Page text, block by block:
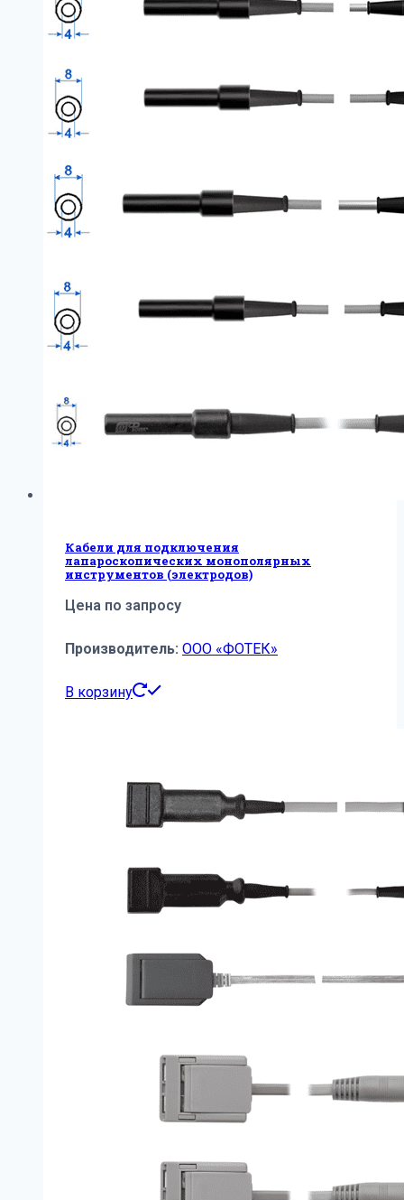
Кабели для подключения
лапароскопических монополярных
инструментов (электродов)
Цена по запросу
Производитель: ООО «ФОТЕК»
В корзину